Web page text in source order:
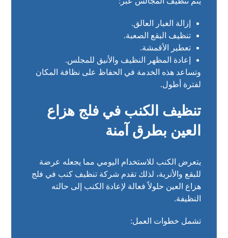
إزالة الغبار العالق.
تنظيف البقع الصعبة.
تعطير الأقمشة.
إعادة المظهر النظيف والأنيق للمجلس.
وتساعد هذه الخدمة في الحفاظ على نظافة المكان
لفترة أطول.
تنظيف الكنب في فلج هزاع
العين بطرق آمنة
يتعرض الكنب للاستخدام اليومي مما يجعله عرضة
للبقع والأتربة، لذلك تقدم شركة تنظيف كنب في فلج
هزاع العين حلولاً فعالة لإعادة الكنب إلى حالته
النظيفة.
تشمل خطوات العمل: